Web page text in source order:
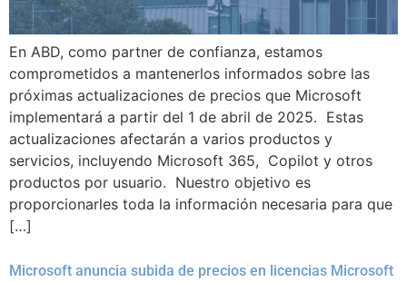
En ABD, como partner de confianza, estamos
comprometidos a mantenerlos informados sobre las
próximas actualizaciones de precios que Microsoft
implementará a partir del 1 de abril de 2025. Estas
actualizaciones afectarán a varios productos y
servicios, incluyendo Microsoft 365, Copilot y otros
productos por usuario. Nuestro objetivo es
proporcionarles toda la información necesaria para que
[…]
Microsoft anuncia subida de precios en licencias Microsoft